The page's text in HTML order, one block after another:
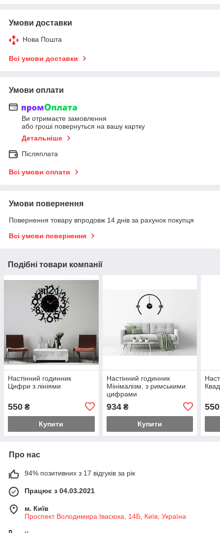
Умови доставки
Нова Пошта
Всі умови доставки
Умови оплати
Ви отримаєте замовлення
або гроші повернуться на вашу картку
Детальніше
Післяплата
Всі умови оплати
Умови повернення
Повернення товару впродовж 14 днів за рахунок покупця
Всі умови повернення
Подібні товари компанії
Настінний годинник
Цифри з лініями
550 ₴
Купити
Настінний годинник
Мінімалізм, з римськими
цифрами
934₴
Купити
550
Про нас
94% позитивних з 17 відгуків за рік
Працює з 04.03.2021
м. Київ
Проспект Володимира Івасюка, 14Б, Київ, Україна